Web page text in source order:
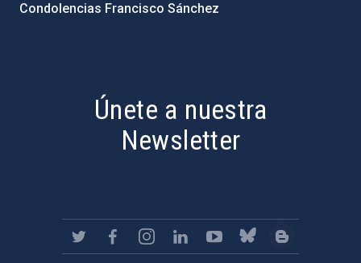
Condolencias Francisco Sánchez
Únete a nuestra
Newsletter